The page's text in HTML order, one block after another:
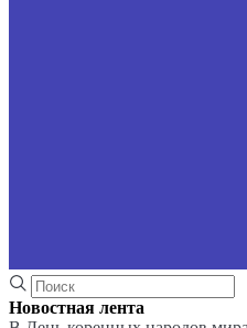
Новостная лента